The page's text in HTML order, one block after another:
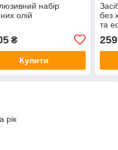
набір
олій
₴
Купити
без
та
259
рік